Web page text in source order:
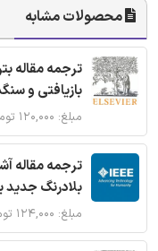
محصولات مشابه
ترجمه مقاله
بازیافتی و
مبلغ: ۱۲۰,۰۰۰ تومان
بلادرنگ جدید
مبلغ: ۱۲۴,۰۰۰ تومان